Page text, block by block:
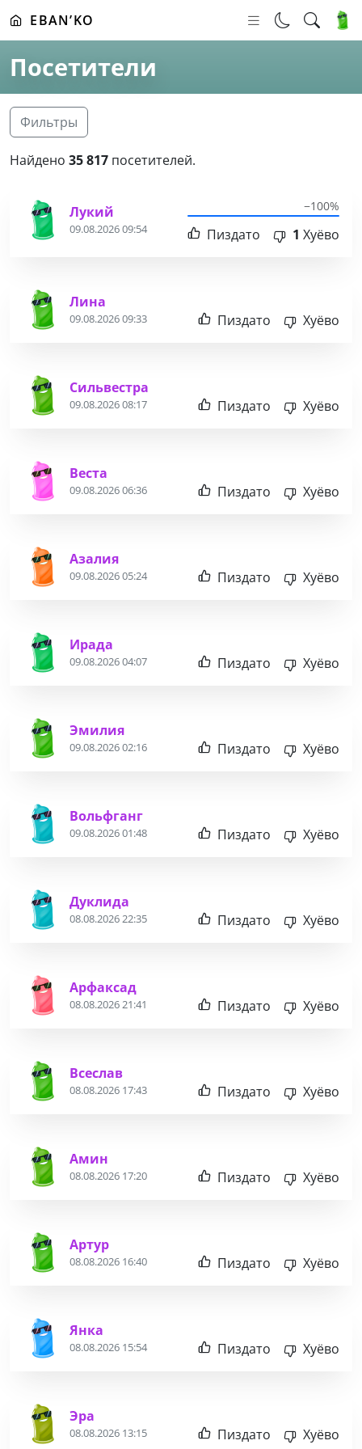
EBAN’KO
Посетители
Фильтры
Найдено 35 817 посетителей.
Лукий
09.08.2026 09:54
−100%
Пиздато 1 Хуёво
Лина
09.08.2026 09:33 Пиздато Хуёво
Сильвестра
09.08.2026 08:17 Пиздато Хуёво
Веста
09.08.2026 06:36 Пиздато Хуёво
Азалия
09.08.2026 05:24 Пиздато Хуёво
Ирада
09.08.2026 04:07 Пиздато Хуёво
Эмилия
09.08.2026 02:16 Пиздато Хуёво
Вольфганг
09.08.2026 01:48 Пиздато Хуёво
Дуклида
08.08.2026 22:35 Пиздато Хуёво
Арфаксад
08.08.2026 21:41 Пиздато Хуёво
Всеслав
08.08.2026 17:43 Пиздато Хуёво
Амин
08.08.2026 17:20 Пиздато Хуёво
Артур
08.08.2026 16:40 Пиздато Хуёво
Янка
08.08.2026 15:54 Пиздато Хуёво
Эра
08.08.2026 13:15 Пиздато Хуёво